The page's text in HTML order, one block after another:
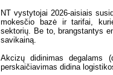
NT vystytojai 2026-aisiais
mokesčio bazė ir tarifai,
sektorių. Be to, brangstantys
savikainą.
Akcizų didinimas degalams
perskaičiavimas didina